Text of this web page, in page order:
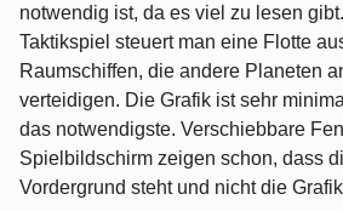
notwendig ist, da es viel zu lesen
Taktikspiel steuert man eine Flotte
Raumschiffen, die andere Planeten
verteidigen. Die Grafik ist sehr
das notwendigste. Verschiebbare
Spielbildschirm zeigen schon, dass
Vordergrund steht und nicht die